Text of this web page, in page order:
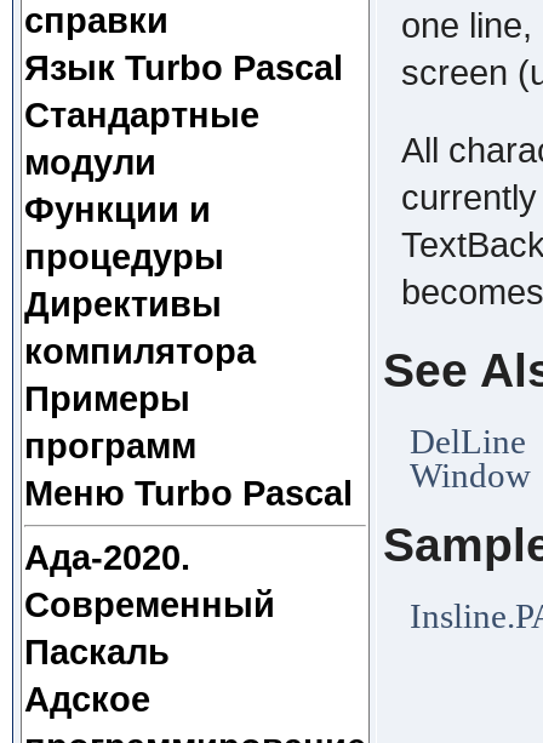
справки
Язык Turbo Pascal
Стандартные
модули
Функции и
процедуры
Директивы
компилятора
Примеры
программ
Меню Turbo Pascal
Ада-2020.
Современный
Паскаль
Адское
one
screen
All
See
DelLine
Window